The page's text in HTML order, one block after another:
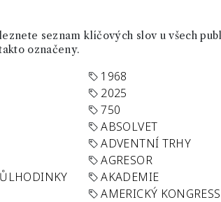
seznam klíčových slov u všech
označeny.
1968
2025
750
ABSOLVET
ADVENTNÍ TRHY
AGRESOR
AKADEMIE
AMERICKÝ KONGRESS